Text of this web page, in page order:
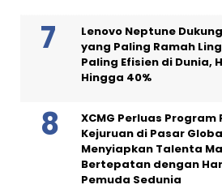
Lenovo Neptune
yang Paling Ramah
Paling Efisien di Dunia,
Hingga 40%
XCMG Perluas
Kejuruan di Pasar
Menyiapkan Talenta
Bertepatan dengan
Pemuda Sedunia